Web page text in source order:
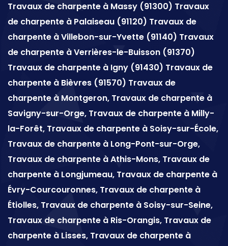
Travaux de charpente à Massy (91300) Travaux
de charpente à Palaiseau (91120) Travaux de
charpente àVillebon-sur-Yvette (91140) Travaux
de charpente àVerrières-le-Buisson (91370)
Travaux de charpente à Igny (91430) Travaux de
charpente à Bièvres (91570) Travaux de
charpente à Montgeron, Travaux de charpente à
Savigny-sur-Orge, Travaux de charpente à Milly-
la-Forêt, Travaux de charpente à Soisy-sur-École,
Travaux de charpente à Long-Pont-sur-Orge,
Travaux de charpente à Athis-Mons, Travaux de
charpente à Longjumeau, Travaux de charpente à
Évry-Courcouronnes, Travaux de charpente à
Étiolles, Travaux de charpente à Soisy-sur-Seine,
Travaux de charpente à Ris-Orangis, Travaux de
charpente à Lisses, Travaux de charpente à